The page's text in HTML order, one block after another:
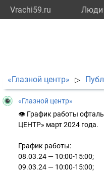
Vrachi59.ru Люди
«Глазной центр» ▷
«Глазной центр»
👁 График работы
ЦЕНТР» март 2024 года.
График работы:
08.03.24 — 10:00-15:00;
09.03.24 — 10:00-15:00;